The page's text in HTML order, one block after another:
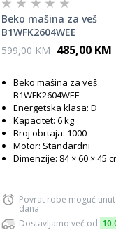
Beko mašina za veš
B1WFK2604WEE
599,00 KM 485,00 KM
Beko mašina za veš
B1WFK2604WEE
Energetska klasa: D
Kapacitet: 6 kg
Broj obrtaja: 1000
Motor: Standardni
Dimenzije: 84 × 60 × 45
Povrat robe moguć
dana
Dostavljamo već od